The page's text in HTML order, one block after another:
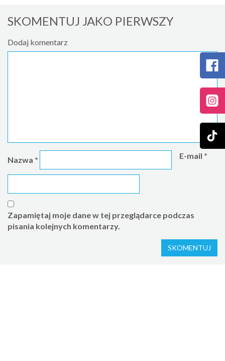
SKOMENTUJ JAKO PIERWSZY
Dodaj komentarz
Nazwa * E-mail *
Zapamiętaj moje dane w tej przeglądarce podczas
pisania kolejnych komentarzy.